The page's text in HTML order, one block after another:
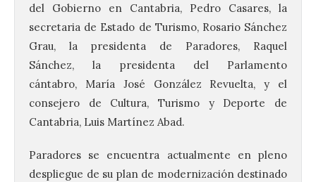
del Gobierno en Cantabria, Pedro Casares, la
secretaria de Estado de Turismo, Rosario Sánchez
Grau, la presidenta de Paradores, Raquel
Sánchez, la presidenta del Parlamento
cántabro, María José González Revuelta, y el
consejero de Cultura, Turismo y Deporte de
Cantabria, Luis Martínez Abad.
Paradores se encuentra actualmente en pleno
despliegue de su plan de modernización destinado